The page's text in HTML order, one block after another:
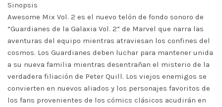
Sinopsis
Awesome Mix Vol. 2 es el nuevo telón de fondo sonoro de
“Guardianes de la Galaxia Vol. 2” de Marvel que narra las
aventuras del equipo mientras atraviesan los confines del
cosmos. Los Guardianes deben luchar para mantener unida
a su nueva familia mientras desentrañan el misterio de la
verdadera filiación de Peter Quill. Los viejos enemigos se
convierten en nuevos aliados y los personajes favoritos de
los fans provenientes de los cómics clásicos acudirán en